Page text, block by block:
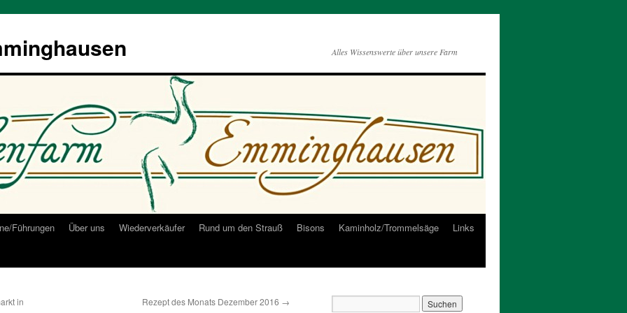
Alles Wissenswerte über unsere Farm
Führungen Über uns Wiederverkäufer Rund um den Strauß Bisons Kaminholz/Trommelsäge
Links
in
Rezept des Monats Dezember 2016 →